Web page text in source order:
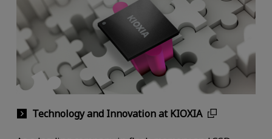
Technology and Innovation at KIOXIA